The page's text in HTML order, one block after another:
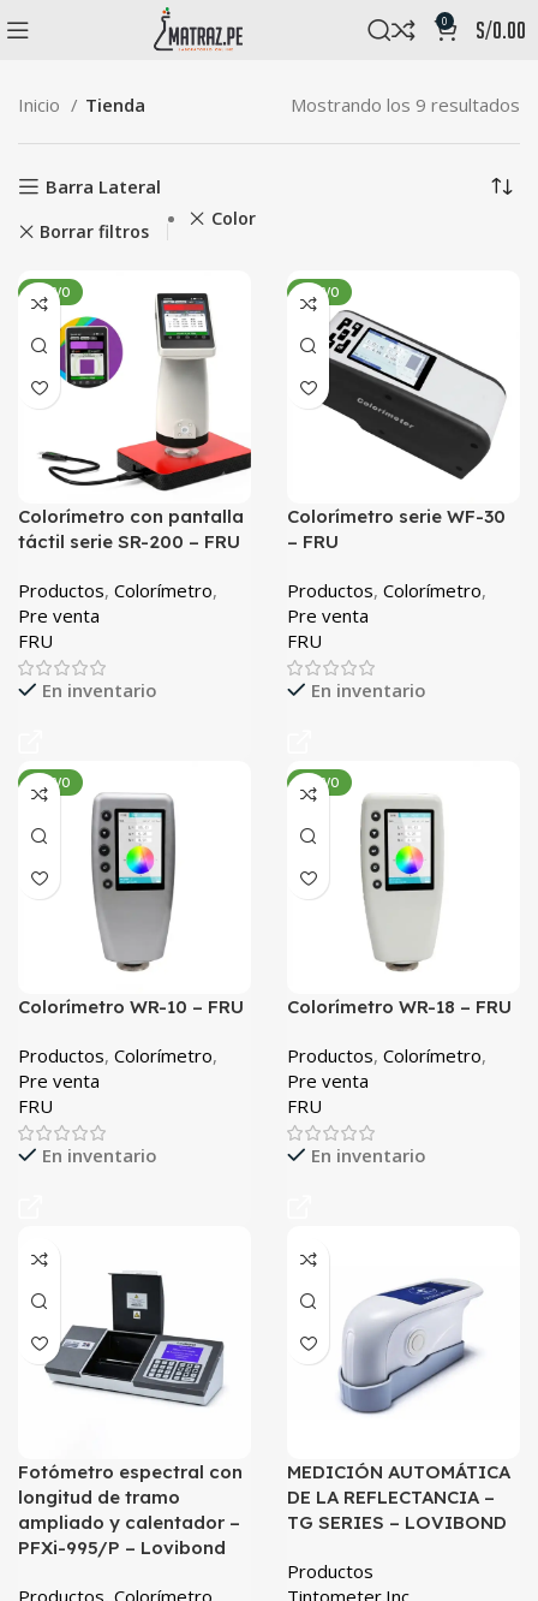
0 s/0.00
Inicio Tienda Mostrando los 9 resultados
Barra Lateral
Borrar filtros
Color
NUEVO
Colorímetro con pantalla
táctil serie SR-200 – FRU
Productos, Colorímetro,
Pre venta
FRU
En inventario
NUEVO
Colorímetro serie WF-30
– FRU
Productos, Colorímetro,
Pre venta
FRU
En inventario
NUEVO
Colorímetro WR-10 – FRU
Productos, Colorímetro,
Pre venta
FRU
En inventario
NUEVO
Colorímetro WR-18 – FRU
Productos, Colorímetro,
Pre venta
FRU
En inventario
Fotómetro espectral con
longitud de tramo
ampliado y calentador –
PFXi-995/P – Lovibond
Productos, Colorímetro
MEDICIÓN AUTOMÁTICA
DE LA REFLECTANCIA –
TG SERIES – LOVIBOND
Productos
Tintometer.Inc